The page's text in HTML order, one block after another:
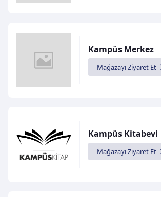
Kampüs Merkez
Mağazayı Ziyaret Et
Kampüs Kitabevi
Mağazayı Ziyaret Et